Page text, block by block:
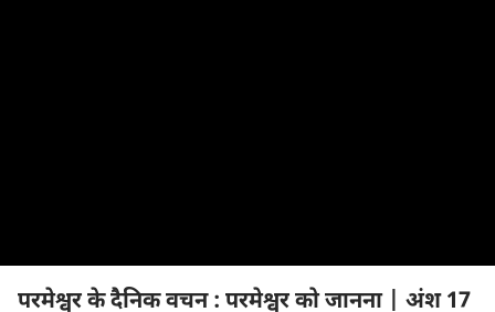
परमेश्वर के दैनिक वचन : परमेश्वर को जानना | अंश 17